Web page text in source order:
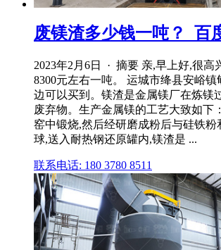
废镁渣多少钱一吨？_百
2023年2月6日 · 摘要 亲,早上好,很高
8300元左右一吨。 运城市绛县安峪镇
边可以买到。镁渣是金属镁厂在炼镁
废弃物。生产金属镁的工艺大致如下
窑中锻烧,然后经研磨成粉后与硅铁粉
球,送入耐热钢还原罐内,镁渣是 ...
联系电话: 180 3780 8511